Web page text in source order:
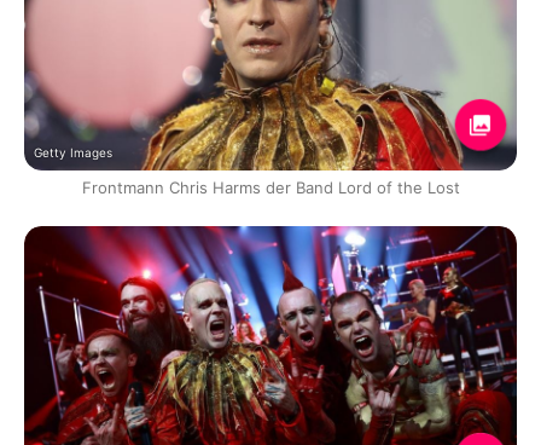
Getty Images
Frontmann Chris Harms der Band Lord of the Lost